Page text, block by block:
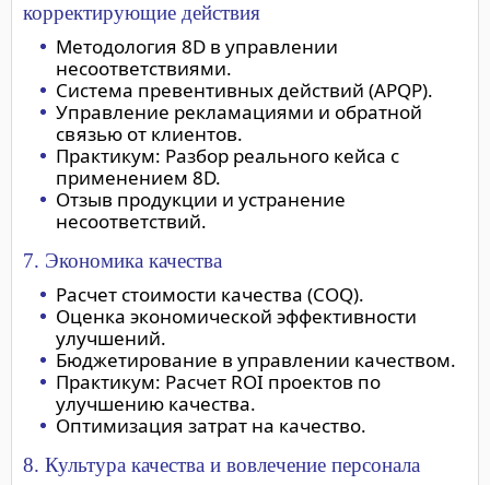
корректирующие действия
Методология 8D в управлении
несоответствиями.
Система превентивных действий (APQP).
Управление рекламациями и обратной
связью от клиентов.
Практикум: Разбор реального кейса с
применением 8D.
Отзыв продукции и устранение
несоответствий.
7. Экономика качества
Расчет стоимости качества (COQ).
Оценка экономической эффективности
улучшений.
Бюджетирование в управлении качеством.
Практикум: Расчет ROI проектов по
улучшению качества.
Оптимизация затрат на качество.
8. Культура качества и вовлечение персонала